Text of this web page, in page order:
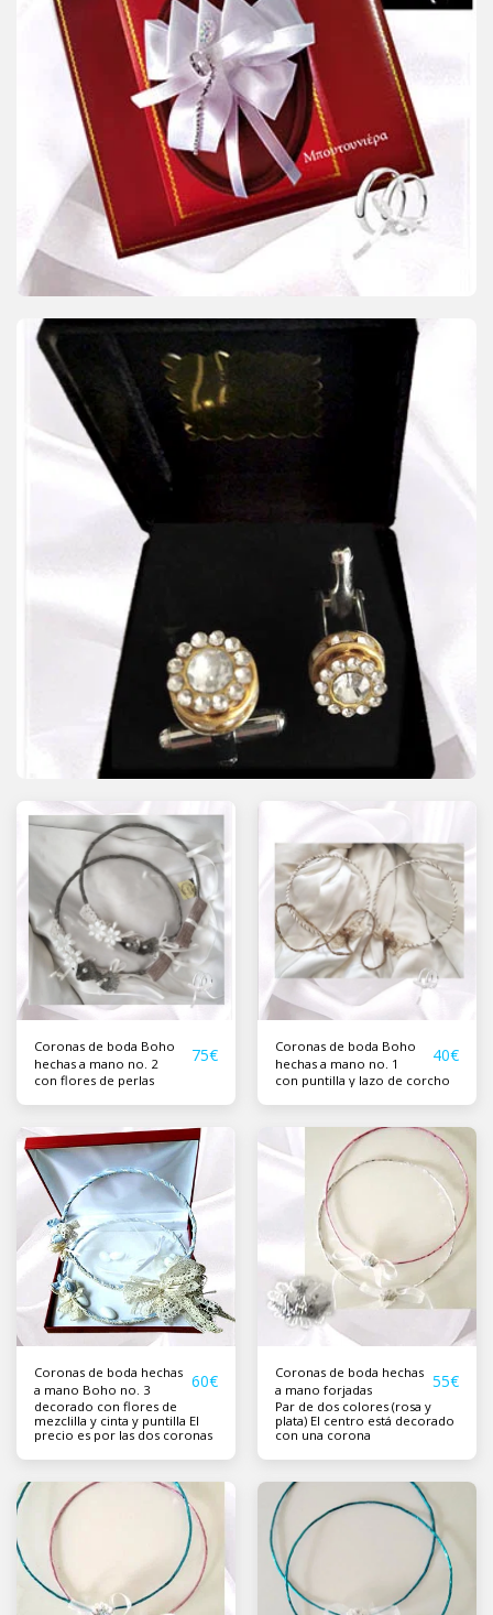
Coronas de boda Boho
hechas a mano no. 2
75€
con flores de perlas
Coronas de boda Boho
hechas a mano no. 1
40€
con puntilla y lazo de corcho
Coronas de boda hechas
a mano Boho no. 3
60€
decorado con flores de
mezclilla y cinta y puntilla El
precio es por las dos coronas
Coronas de boda hechas
a mano forjadas
55€
Par de dos colores (rosa y
plata) El centro está decorado
con una corona